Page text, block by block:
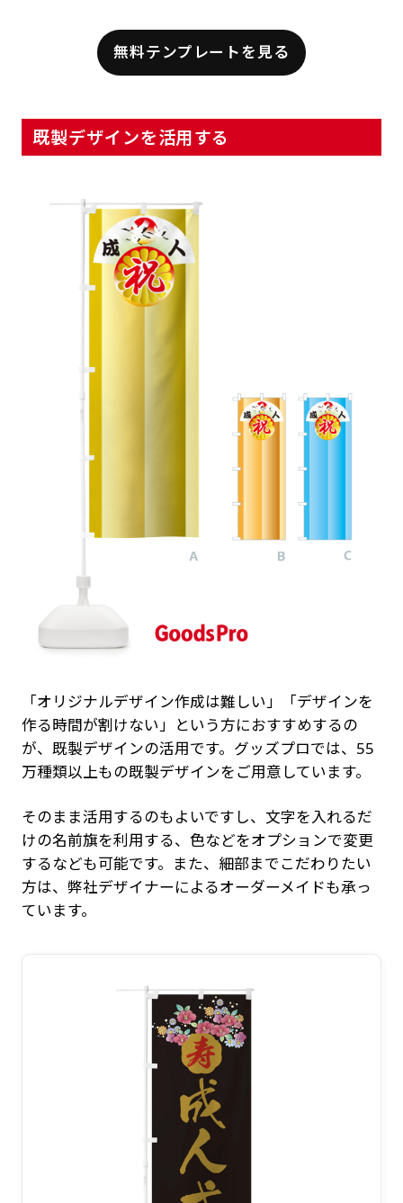
無料テンプレートを見る
既製デザインを活用する
「オリジナルデザイン作成は難しい」「デザインを
作る時間が割けない」という方におすすめするの
が、既製デザインの活用です。グッズプロでは、55
万種類以上もの既製デザインをご用意しています。
そのまま活用するのもよいですし、文字を入れるだ
けの名前旗を利用する、色などをオプションで変更
するなども可能です。また、細部までこだわりたい
方は、弊社デザイナーによるオーダーメイドも承っ
ています。